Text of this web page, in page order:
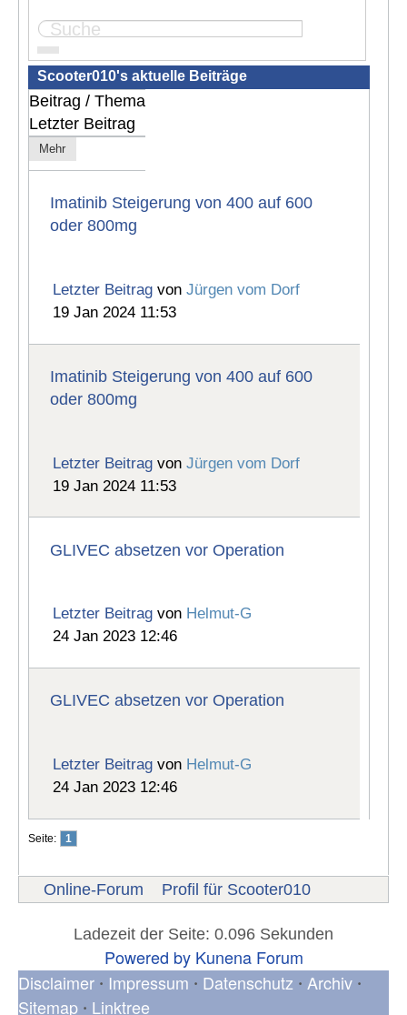
Seite:
Scooter010's aktuelle Beiträge
Beitrag / Thema
Letzter Beitrag
Mehr
Imatinib Steigerung von 400 auf 600
oder 800mg
Letzter Beitrag vonJürgen vom Dorf
19 Jan 2024 11:53
Imatinib Steigerung von 400 auf 600
oder 800mg
Letzter Beitrag vonJürgen vom Dorf
19 Jan 2024 11:53
GLIVEC absetzen vor Operation
Letzter Beitrag von Helmut-G
24 Jan 2023 12:46
GLIVEC absetzen vor Operation
Letzter Beitrag von Helmut-G
24 Jan 2023 12:46
Seite: 1
Online-Forum Profil für Scooter010
Ladezeit der Seite: 0.096 Sekunden
Powered by Kunena Forum
Disclaimer • Impressum • Datenschutz • Archiv •
Sitemap • Linktree